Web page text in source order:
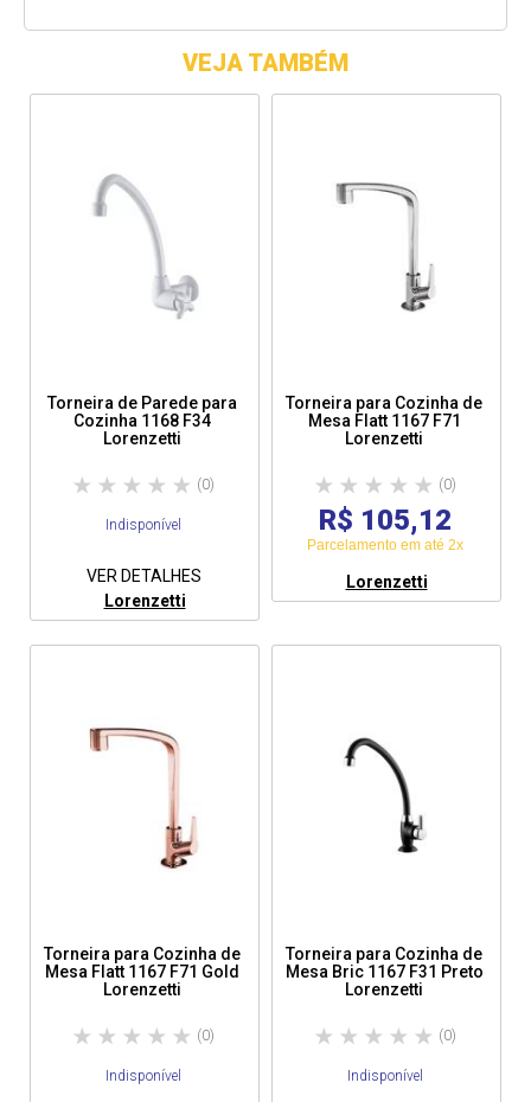
VEJA TAMBÉM
Torneira de Parede para
Cozinha 1168 F34
Lorenzetti
(0)
Indisponível
VER DETALHES
Lorenzetti
Torneira para Cozinha de
Mesa Flatt 1167 F71
Lorenzetti
(0)
R$ 105,12
Parcelamento em até 2x
Lorenzetti
Torneira para Cozinha de
Mesa Flatt 1167 F71 Gold
Lorenzetti
(0)
Indisponível
Torneira para Cozinha de
Mesa Bric 1167 F31 Preto
Lorenzetti
(0)
Indisponível